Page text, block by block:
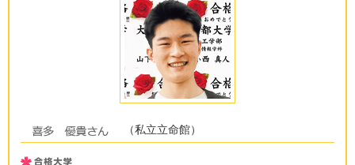
（私立立命館）